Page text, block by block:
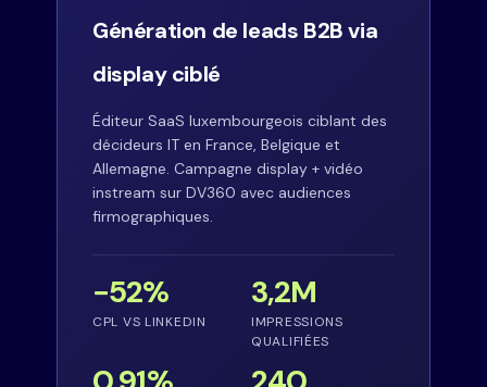
Génération de leads B2B via
display ciblé
Éditeur SaaS luxembourgeois ciblant des
décideurs IT en France, Belgique et
Allemagne. Campagne display + vidéo
instream sur DV360 avec audiences
firmographiques.
−52%
CPL VS LINKEDIN
3,2M
IMPRESSIONS
QUALIFIÉES